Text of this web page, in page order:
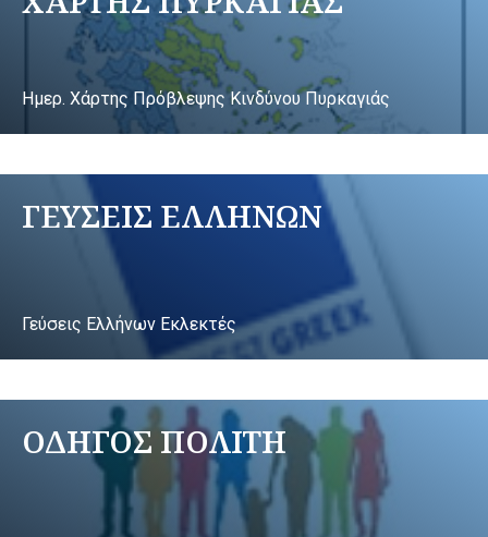
Ημερ. Χάρτης Πρόβλεψης Κινδύνου Πυρκαγιάς
ΓΕΥΣΕΙΣ ΕΛΛΗΝΩΝ
Γεύσεις Ελλήνων Εκλεκτές
ΟΔΗΓΟΣ ΠΟΛΙΤΗ